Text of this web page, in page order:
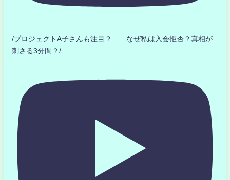
/プロジェクトA子さんも注目？ なぜ私は入会拒否？真相が
刺さる3分間？/